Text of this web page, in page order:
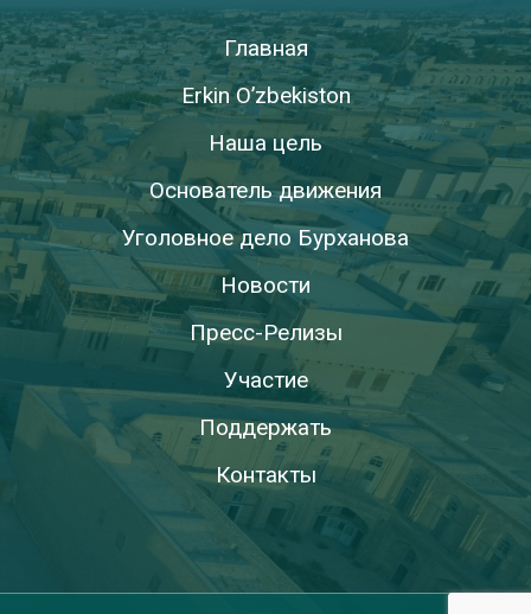
Главная
Erkin O’zbekiston
Наша цель
Основатель движения
Уголовное дело Бурханова
Новости
Пресс-Релизы
Участие
Поддержать
Контакты